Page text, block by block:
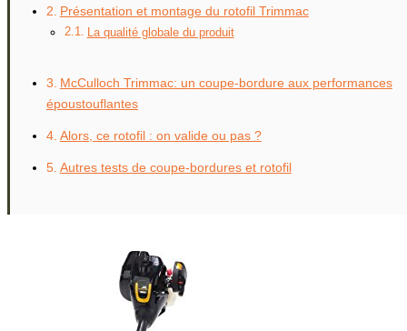
Présentation et montage du rotofil Trimmac
La qualité globale du produit
McCulloch Trimmac: un coupe-bordure aux performances
époustouflantes
Alors, ce rotofil : on valide ou pas ?
Autres tests de coupe-bordures et rotofil